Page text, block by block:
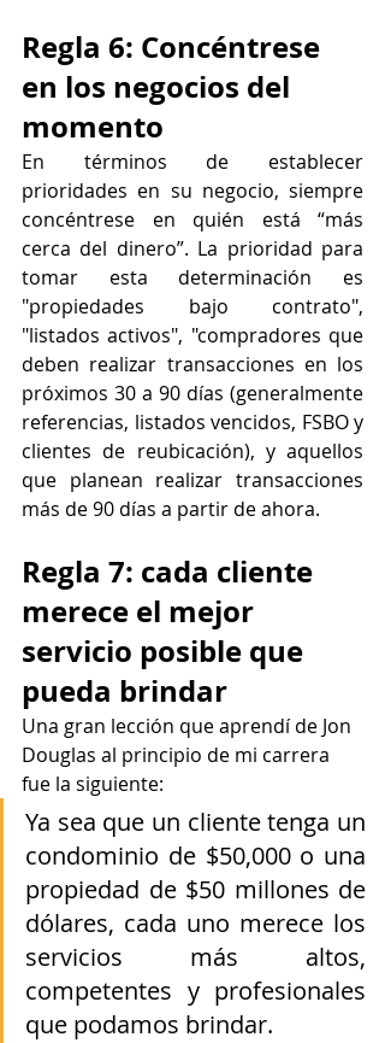
Regla 6: Concéntrese
en los negocios del
momento
En términos de establecer
prioridades en su negocio, siempre
concéntrese en quién está “más
cerca del dinero”. La prioridad para
tomar esta determinación es
"propiedades bajo contrato",
"listados activos", "compradores que
deben realizar transacciones en los
próximos 30 a 90 días (generalmente
referencias, listados vencidos, FSBO y
clientes de reubicación), y aquellos
que planean realizar transacciones
más de 90 días a partir de ahora.
Regla 7: cada cliente
merece el mejor
servicio posible que
pueda brindar
Una gran lección que aprendí de Jon
Douglas al principio de mi carrera
fue la siguiente:
Ya sea que un cliente tenga un
condominio de $50,000 o una
propiedad de $50 millones de
dólares, cada uno merece los
servicios más altos,
competentes y profesionales
que podamos brindar.